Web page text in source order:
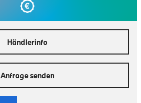
Händlerinfo
Anfrage senden